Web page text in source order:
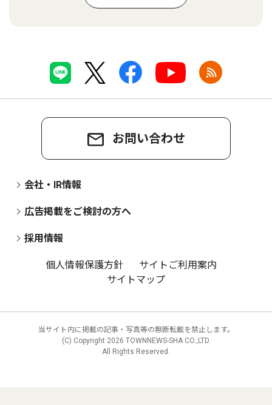
お問い合わせ
会社・IR情報
広告掲載をご検討の方へ
採用情報
個人情報保護方針
サイトご利用案内
サイトマップ
当サイト内に掲載の記事・写真等の無断転載を禁止します。
(C) Copyright 2026 TOWNNEWS-SHA CO.,LTD.
All Rights Reserved.